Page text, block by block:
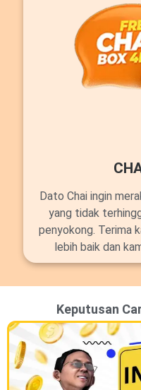
Dato Chai ingin
yang tidak
penyokong. Terima
lebih baik dan
Keputusan